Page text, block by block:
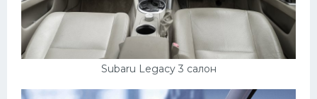
Subaru Legacy 3 салон